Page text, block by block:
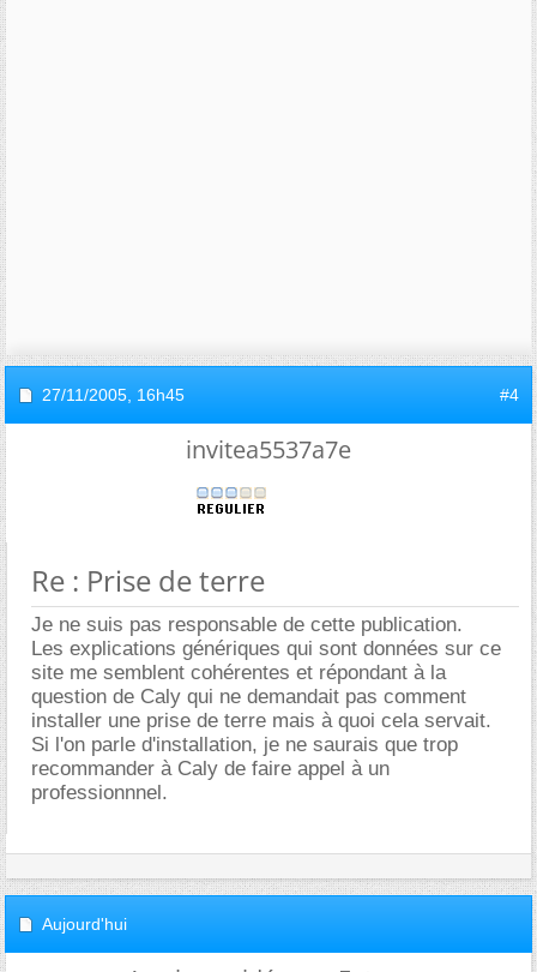
27/11/2005, 16h45 #4
invitea5537a7e
Re : Prise de terre
Je ne suis pas responsable de cette publication.
Les explications génériques qui sont données sur ce
site me semblent cohérentes et répondant à la
question de Caly qui ne demandait pas comment
installer une prise de terre mais à quoi cela servait.
Si l'on parle d'installation, je ne saurais que trop
recommander à Caly de faire appel à un
professionnnel.
Aujourd'hui